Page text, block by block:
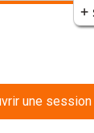
+
une session